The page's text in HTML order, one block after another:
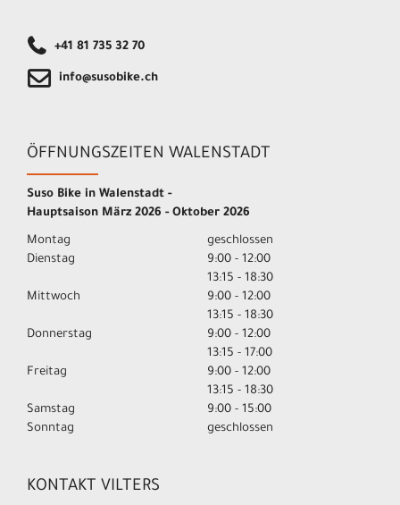
+41 81 735 32 70
info@susobike.ch
ÖFFNUNGSZEITEN WALENSTADT
Suso Bike in Walenstadt -
Hauptsaison März 2026 - Oktober 2026
Montag
geschlossen
Dienstag
9:00 - 12:00
13:15 - 18:30
Mittwoch
9:00 - 12:00
13:15 - 18:30
Donnerstag
9:00 - 12:00
13:15 - 17:00
Freitag
9:00 - 12:00
13:15 - 18:30
Samstag
9:00 - 15:00
Sonntag
geschlossen
KONTAKT VILTERS